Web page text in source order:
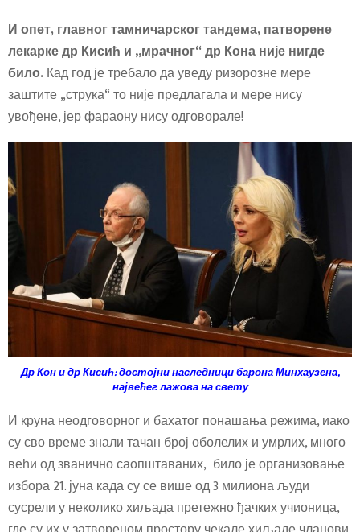
И опет, главног тамничарског тандема, патворене
лекарке др Кисић и „мрачног“ др Кона није нигде
било. Кад год је требало да уведу ризорозне мере
заштите „струка“ то није предлагала и мере нису
увођене, јер фараону нису одговорале!
Др Кон и др Кисић: достојни наследници барона Минхаузена,
највећег лажова на свету
И круна неодговорног и бахатог понашања режима, иако
су сво време знали тачан број оболелих и умрлих, много
већи од званично саопштаваних, било је организовање
избора 21. јуна када су се више од 3 милиона људи
сусрели у неколико хиљада претежно ђачких учионица,